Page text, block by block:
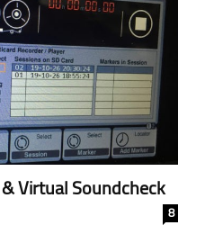
Virtual Soundcheck
8